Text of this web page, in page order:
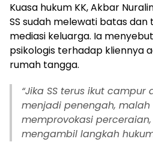
Kuasa hukum KK, Akbar
SS sudah melewati batas
mediasi keluarga. Ia
psikologis terhadap kliennya
rumah tangga.
“Jika SS terus ikut
menjadi penengah, malah
memprovokasi
mengambil langkah